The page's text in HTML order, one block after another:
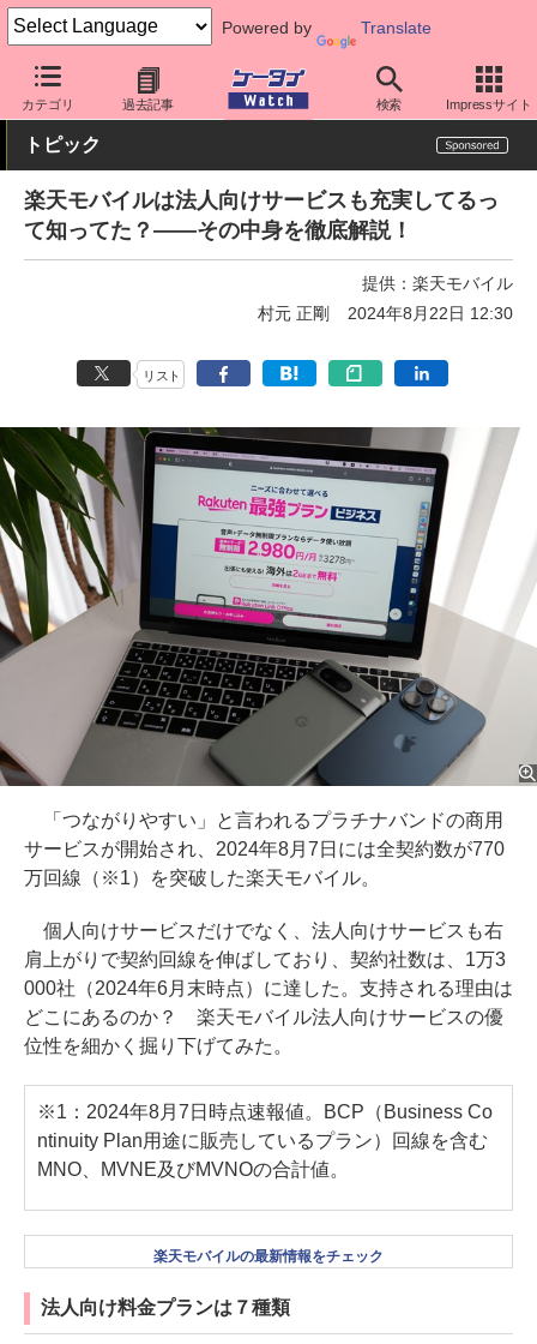
Powered by Translate
カテゴリ 過去記事 検索 Impressサイト
ケータイ Watch キャリア 楽天 アプリ・サービス
トピック
楽天モバイルは法人向けサービスも充実してるっ
て知ってた？――その中身を徹底解説！
提供：楽天モバイル
村元 正剛
2024年8月22日 12:30
リスト
「つながりやすい」と言われるプラチナバンドの商用
サービスが開始され、2024年8月7日には全契約数が770
万回線（※1）を突破した楽天モバイル。
個人向けサービスだけでなく、法人向けサービスも右
肩上がりで契約回線を伸ばしており、契約社数は、1万3
000社（2024年6月末時点）に達した。支持される理由は
どこにあるのか？ 楽天モバイル法人向けサービスの優
位性を細かく掘り下げてみた。
※1：2024年8月7日時点速報値。BCP（Business Co
ntinuity Plan用途に販売しているプラン）回線を含む
MNO、MVNE及びMVNOの合計値。
楽天モバイルの最新情報をチェック
法人向け料金プランは７種類